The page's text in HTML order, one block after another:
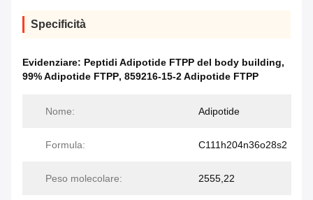
Specificità
Evidenziare: Peptidi Adipotide FTPP del body building,
99% Adipotide FTPP, 859216-15-2 Adipotide FTPP
Nome: Adipotide
Formula: C111h204n36o28s2
Peso molecolare: 2555,22